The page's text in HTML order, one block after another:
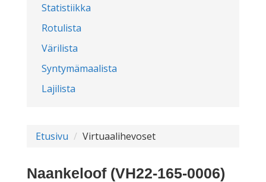
Statistiikka
Rotulista
Värilista
Syntymämaalista
Lajilista
Etusivu Virtuaalihevoset
Naankeloof (VH22-165-0006)